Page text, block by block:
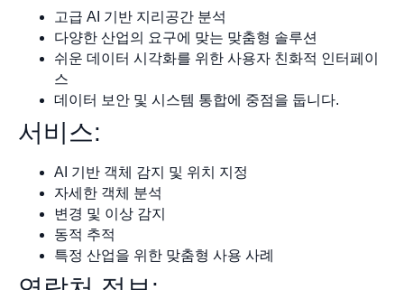
고급 AI 기반 지리공간 분석
다양한 산업의 요구에 맞는 맞춤형 솔루션
쉬운 데이터 시각화를 위한 사용자 친화적 인터페이
스
데이터 보안 및 시스템 통합에 중점을 둡니다.
서비스:
AI 기반 객체 감지 및 위치 지정
자세한 객체 분석
변경 및 이상 감지
동적 추적
특정 산업을 위한 맞춤형 사용 사례